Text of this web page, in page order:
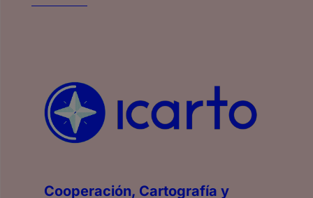
Cooperación, Cartografía y